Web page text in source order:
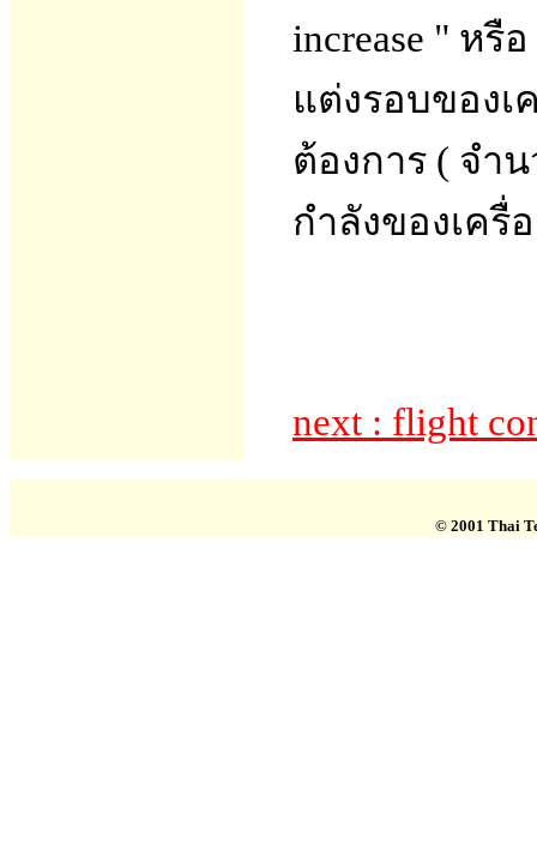
increase " หรื
แต่งรอบของ
ต้องการ ( จำ
กำลังของเครื่
next : flight
© 2001 Thai